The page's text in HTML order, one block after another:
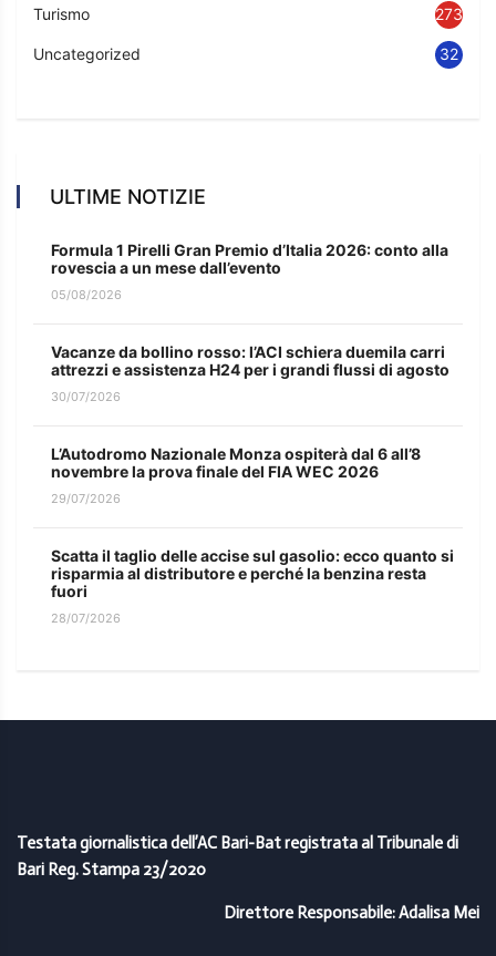
Turismo 273
Uncategorized 32
ULTIME NOTIZIE
Formula 1 Pirelli Gran Premio d’Italia 2026: conto alla
rovescia a un mese dall’evento
05/08/2026
Vacanze da bollino rosso: l’ACI schiera duemila carri
attrezzi e assistenza H24 per i grandi flussi di agosto
30/07/2026
L’Autodromo Nazionale Monza ospiterà dal 6 all’8
novembre la prova finale del FIA WEC 2026
29/07/2026
Scatta il taglio delle accise sul gasolio: ecco quanto si
risparmia al distributore e perché la benzina resta
fuori
28/07/2026
Testata giornalistica dell’AC Bari-Bat registrata al Tribunale di
Bari Reg. Stampa 23/2020
Direttore Responsabile: Adalisa Mei